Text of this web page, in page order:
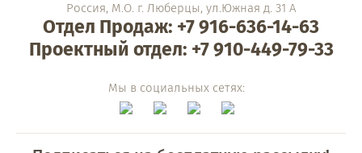
Россия, М.О. г. Люберцы, ул.Южная д. 31 А
Отдел Продаж: +7 916-636-14-63
Проектный отдел: +7 910-449-79-33
Мы в социальных сетях: